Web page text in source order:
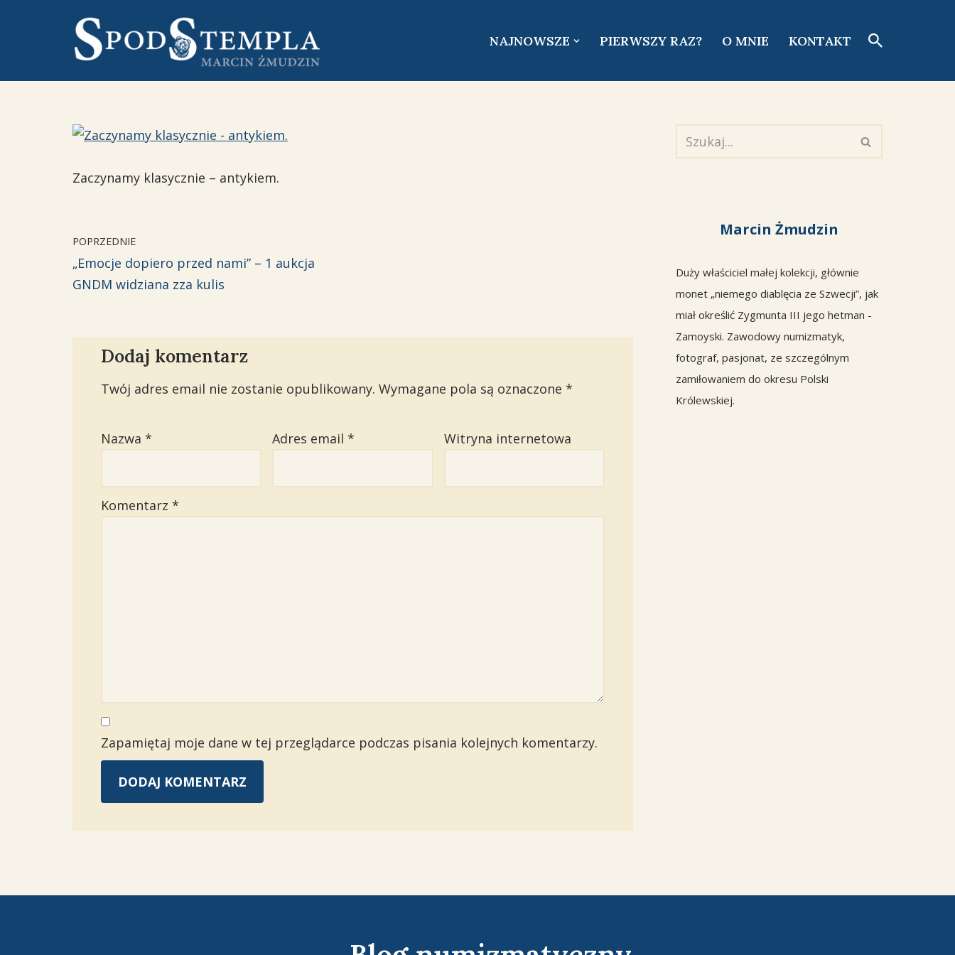
treści
NAJNOWSZE PIERWSZY RAZ? O MNIE KONTAKT
Zaczynamy klasycznie – antykiem.
POPRZEDNIE
„Emocje dopiero przed nami” – 1 aukcja
GNDM widziana zza kulis
Dodaj komentarz
Twój adres email nie zostanie opublikowany. Wymagane pola są oznaczone *
Nazwa * Adres email* Witryna internetowa
Komentarz *
Zapamiętaj moje dane w tej przeglądarce podczas pisania kolejnych komentarzy.
Marcin Żmudzin
Duży właściciel małej kolekcji, głównie
monet „niemego diablęcia ze Szwecji”, jak
miał określić Zygmunta III jego hetman -
Zamoyski. Zawodowy numizmatyk,
fotograf, pasjonat, ze szczególnym
zamiłowaniem do okresu Polski
Królewskiej.